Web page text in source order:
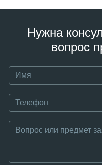
Нужна
вопрос